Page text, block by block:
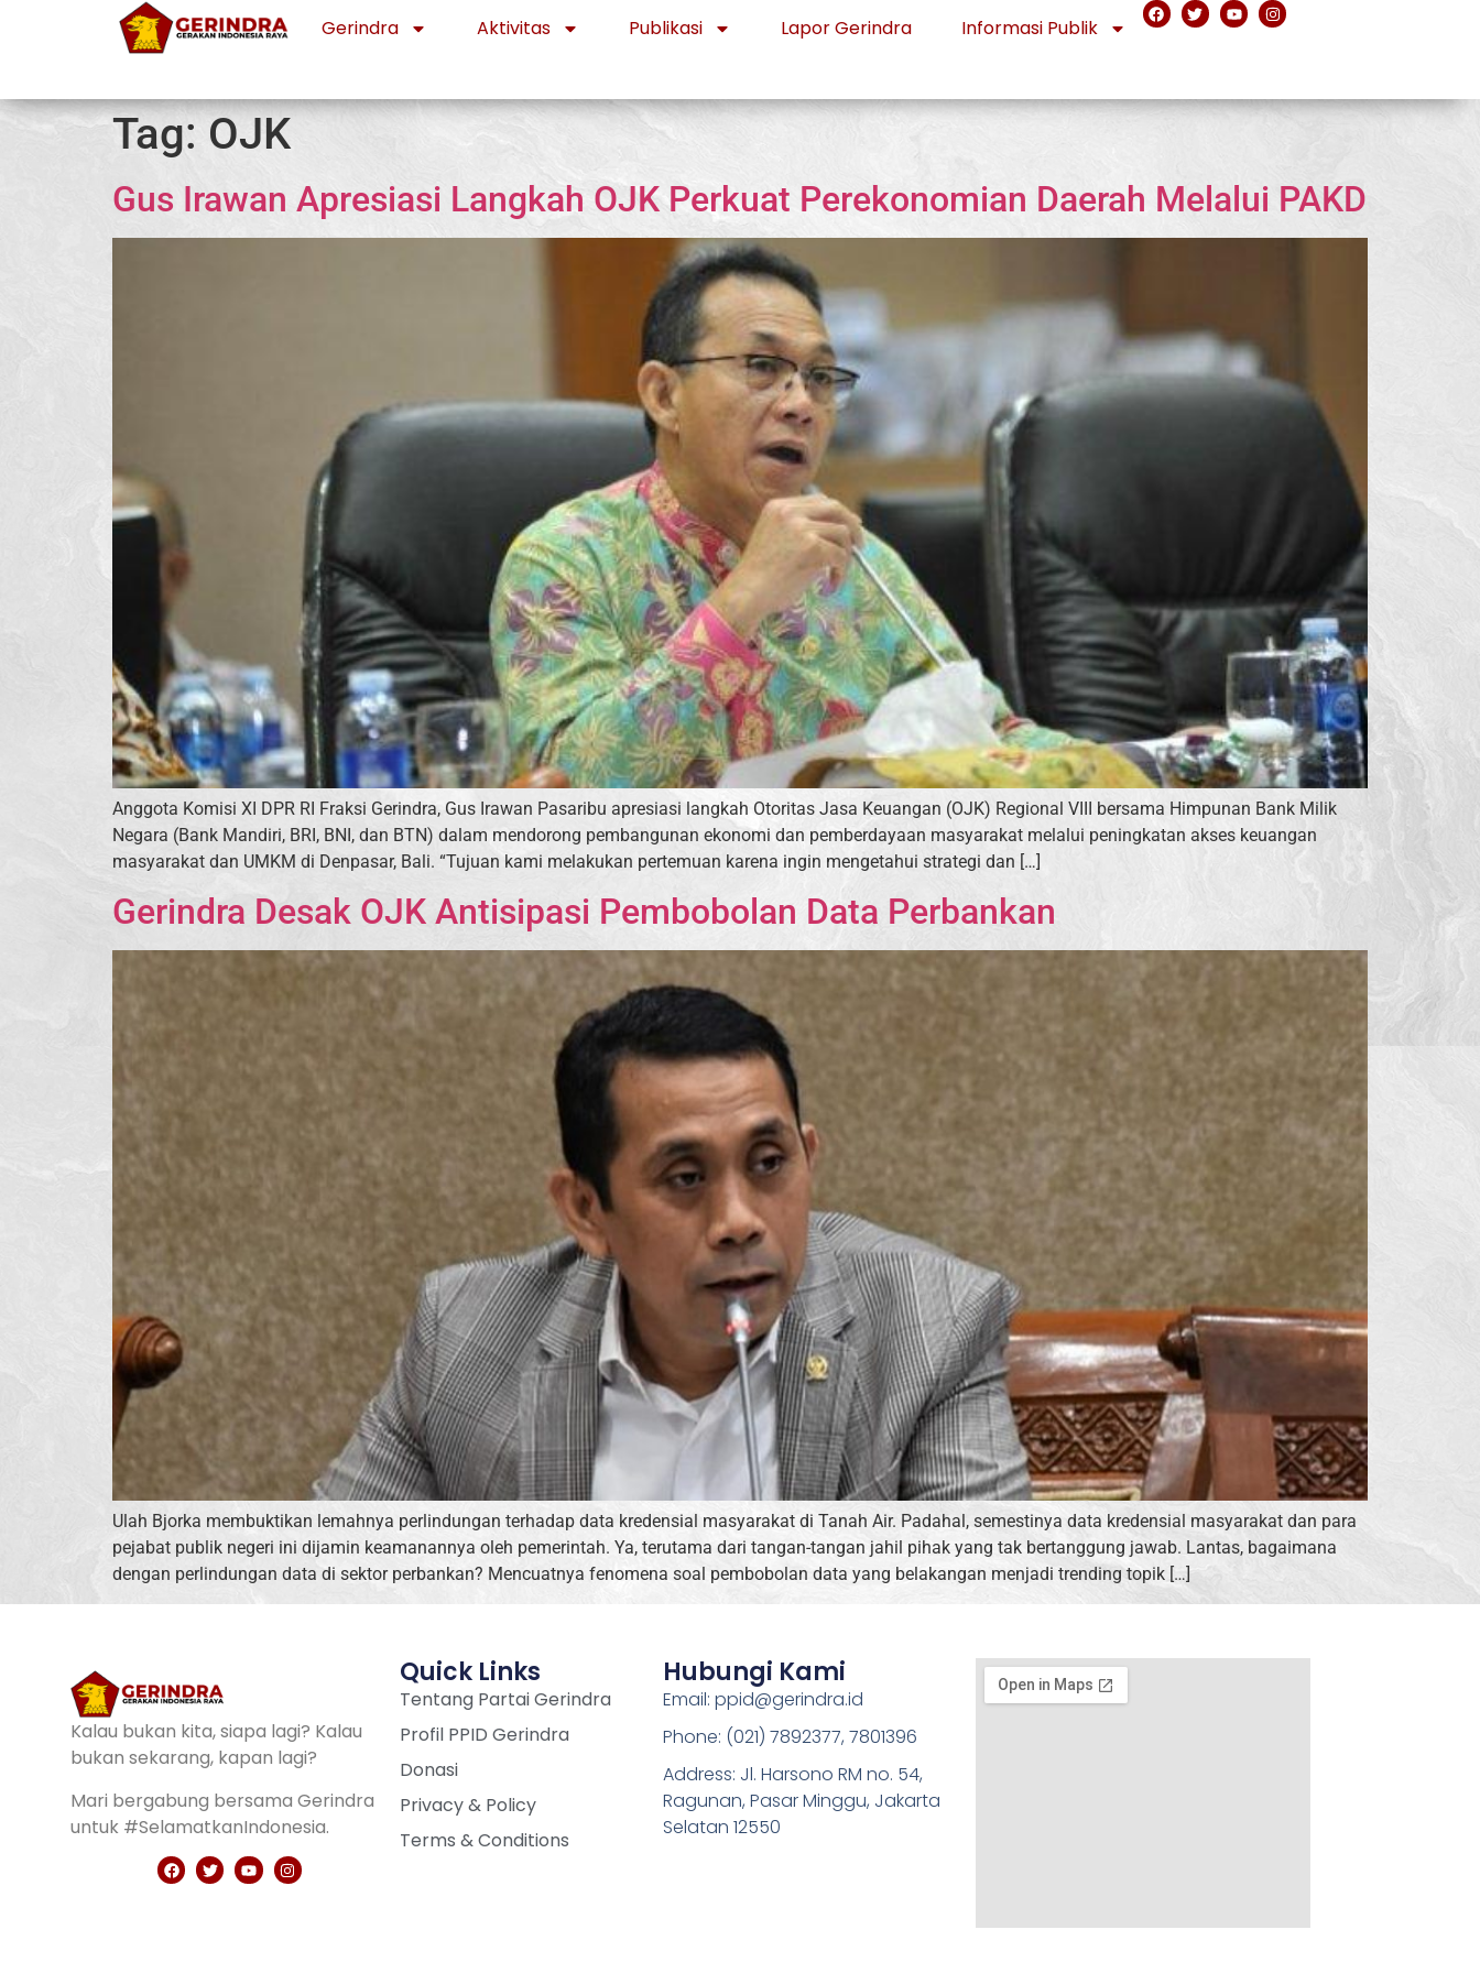
Gerindra Aktivitas Publikasi Lapor Gerindra Informasi Publik
Tag: OJK
Gus Irawan Apresiasi Langkah OJK Perkuat Perekonomian Daerah Melalui PAKD
Anggota Komisi XI DPR RI Fraksi Gerindra, Gus Irawan Pasaribu apresiasi langkah Otoritas Jasa Keuangan (OJK) Regional VIII bersama Himpunan Bank Milik
Negara (Bank Mandiri, BRI, BNI, dan BTN) dalam mendorong pembangunan ekonomi dan pemberdayaan masyarakat melalui peningkatan akses keuangan
masyarakat dan UMKM di Denpasar, Bali. “Tujuan kami melakukan pertemuan karena ingin mengetahui strategi dan […]
Gerindra Desak OJK Antisipasi Pembobolan Data Perbankan
Ulah Bjorka membuktikan lemahnya perlindungan terhadap data kredensial masyarakat di Tanah Air. Padahal, semestinya data kredensial masyarakat dan para
pejabat publik negeri ini dijamin keamanannya oleh pemerintah. Ya, terutama dari tangan-tangan jahil pihak yang tak bertanggung jawab. Lantas, bagaimana
dengan perlindungan data di sektor perbankan? Mencuatnya fenomena soal pembobolan data yang belakangan menjadi trending topik […]
Kalau bukan kita, siapa lagi? Kalau
bukan sekarang, kapan lagi?
Mari bergabung bersama Gerindra
untuk #SelamatkanIndonesia.
Quick Links
Tentang Partai Gerindra
Profil PPID Gerindra
Donasi
Privacy & Policy
Terms & Conditions
Hubungi Kami
Email: ppid@gerindra.id
Phone: (021) 7892377, 7801396
Address: Jl. Harsono RM no. 54,
Ragunan, Pasar Minggu, Jakarta
Selatan 12550